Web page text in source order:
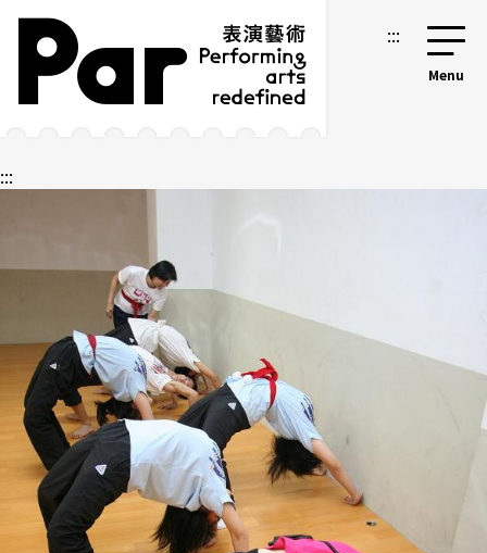
跳到主要內容區塊
網站導覽 :::
:::